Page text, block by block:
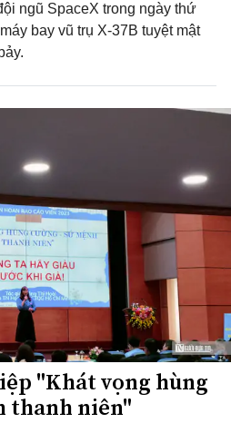
ngũ SpaceX trong ngày thứ
bay vũ trụ X-37B tuyệt mật
"Khát vọng hùng
thanh niên"